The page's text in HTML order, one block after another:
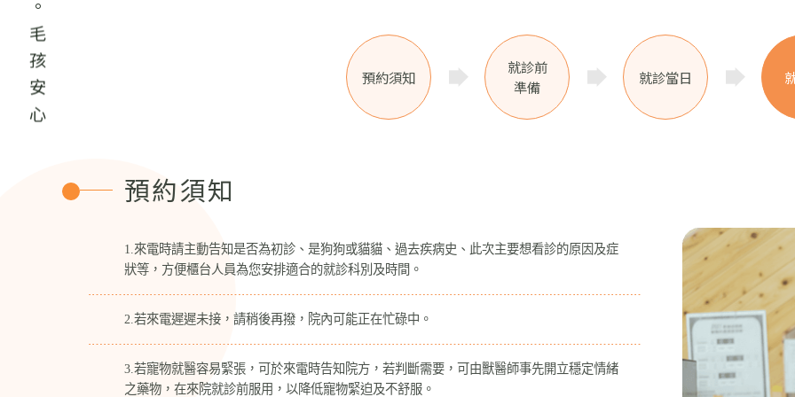
預約須知
就診前
準備
就診當日
預約須知
1.來電時請主動告知是否為初診、是狗狗或貓貓、過去疾病史、此次主要想看診的原因及症
狀等，方便櫃台人員為您安排適合的就診科別及時間。
2.若來電遲遲未接，請稍後再撥，院內可能正在忙碌中。
3.若寵物就醫容易緊張，可於來電時告知院方，若判斷需要，可由獸醫師事先開立穩定情緒
之藥物，在來院就診前服用，以降低寵物緊迫及不舒服。